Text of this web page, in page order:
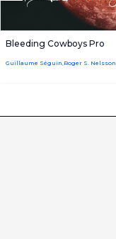
Bleeding Cowboys Pro
Guillaume Séguin,Roger S. Nelsson